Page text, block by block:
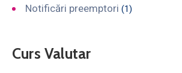
Notificări preemptori (1)
Curs Valutar